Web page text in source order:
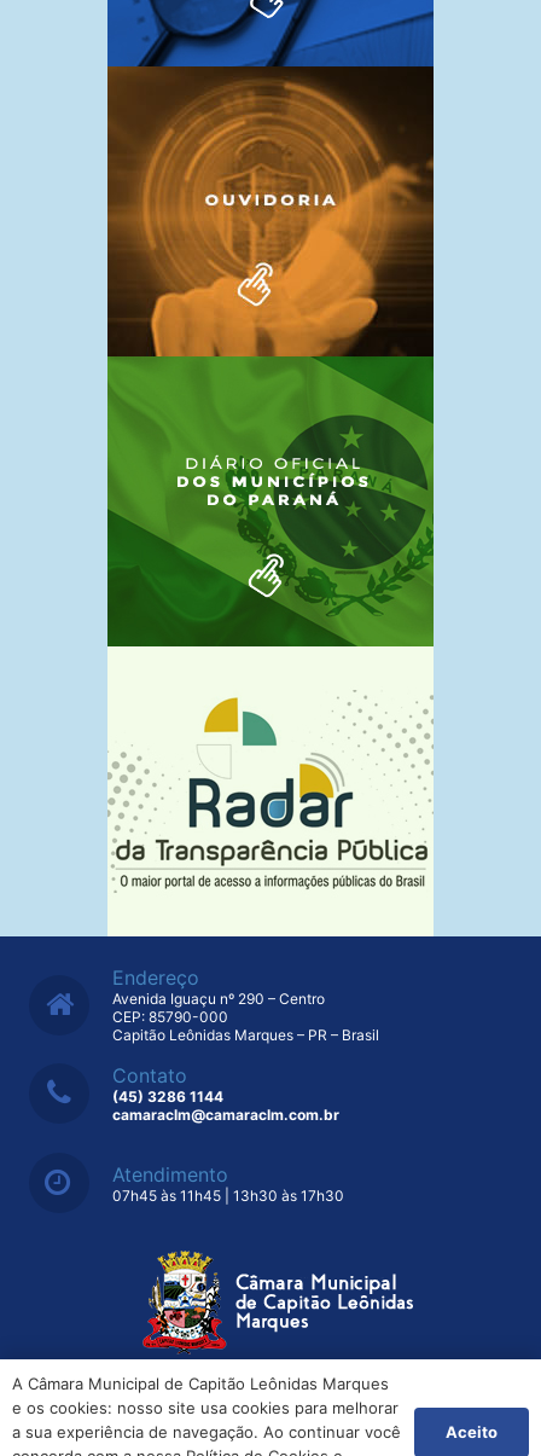
AUDIÊNCIA PÚBLICA COM
TRANSMISSÃO AO VIVO PELO
FACEBOOK!!!
7 de outubro de 2024
15 DE MAIO – DIA DO
ASSISTENTE SOCIAL
7 de outubro de 2024
CÂMARA ITINERANTE
7 de outubro de 2024
18 DE MAIO DIA NACIONAL DE
COMBATE AO ABUSO E À
EXPLORAÇÃO SEXUAL DE
CRIANÇAS E A ADOLESCENTE!!
REUNIÃO COM OS ATINGIDOS DO
BAIXO IGUAÇU
7 de outubro de 2024
Aconteceu avaliação das metas
Fiscais e Ações da Saúde
7 de outubro de 2024
Estudando do Ensino Médio
HOJE! A CÂMARA ITINERANTE
Coletores de Capitão recebem
MOÇÃO DE RECONHECIMENTO
na Câmara Municipal
A Câmara Municipal de Capitão Leônidas Marques
e os cookies: nosso site usa cookies para melhorar
a sua experiência de navegação. Ao continuar você
Aceito